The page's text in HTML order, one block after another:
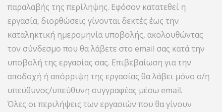
παραλαβής της περίληψης. Εφόσον κατατεθεί η
εργασία, διορθώσεις γίνονται δεκτές έως την
καταληκτική ημερομηνία υποβολής, ακολουθώντας
τον σύνδεσμο που θα λάβετε στο email σας κατά την
υποβολή της εργασίας σας. Επιβεβαίωση για την
αποδοχή ή απόρριψη της εργασίας θα λάβει μόνο ο/η
υπεύθυνος/υπεύθυνη συγγραφέας μέσω email.
Όλες οι περιλήψεις των εργασιών που θα γίνουν